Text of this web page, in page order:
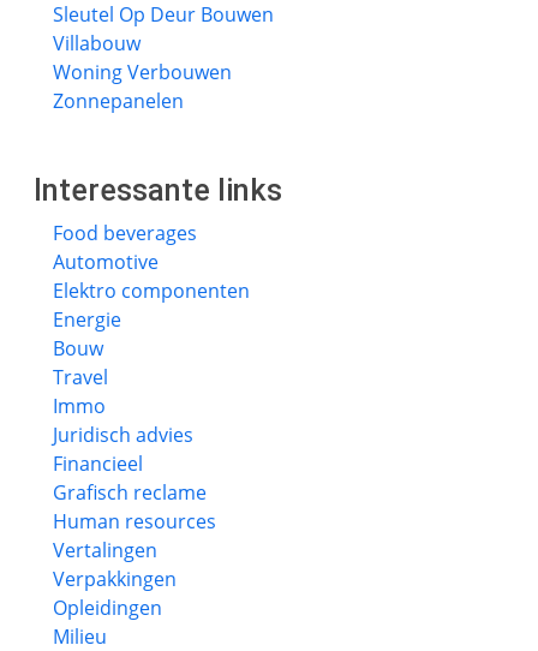
Sleutel Op Deur Bouwen
Villabouw
Woning Verbouwen
Zonnepanelen
Interessante links
Food beverages
Automotive
Elektro componenten
Energie
Bouw
Travel
Immo
Juridisch advies
Financieel
Grafisch reclame
Human resources
Vertalingen
Verpakkingen
Opleidingen
Milieu